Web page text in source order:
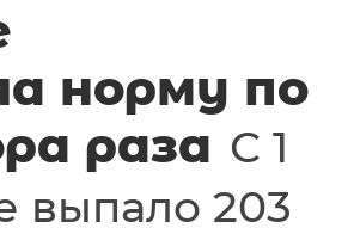
норму по
раза С 1
выпало 203